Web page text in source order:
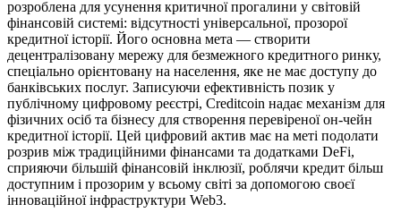
розроблена для усунення критичної прогалини у світовій
фінансовій системі: відсутності універсальної, прозорої
кредитної історії. Його основна мета — створити
децентралізовану мережу для безмежного кредитного ринку,
спеціально орієнтовану на населення, яке не має доступу до
банківських послуг. Записуючи ефективність позик у
публічному цифровому реєстрі, Creditcoin надає механізм для
фізичних осіб та бізнесу для створення перевіреної он-чейн
кредитної історії. Цей цифровий актив має на меті подолати
розрив між традиційними фінансами та додатками DeFi,
сприяючи більшій фінансовій інклюзії, роблячи кредит більш
доступним і прозорим у всьому світі за допомогою своєї
інноваційної інфраструктури Web3.